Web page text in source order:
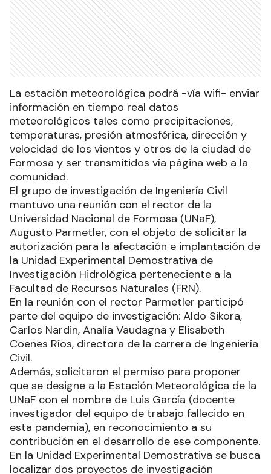
La estación meteorológica podrá -vía wifi- enviar
información en tiempo real datos
meteorológicos tales como precipitaciones,
temperaturas, presión atmosférica, dirección y
velocidad de los vientos y otros de la ciudad de
Formosa y ser transmitidos vía página web a la
comunidad.
El grupo de investigación de Ingeniería Civil
mantuvo una reunión con el rector de la
Universidad Nacional de Formosa (UNaF),
Augusto Parmetler, con el objeto de solicitar la
autorización para la afectación e implantación de
la Unidad Experimental Demostrativa de
Investigación Hidrológica perteneciente a la
Facultad de Recursos Naturales (FRN).
En la reunión con el rector Parmetler participó
parte del equipo de investigación: Aldo Sikora,
Carlos Nardin, Analía Vaudagna y Elisabeth
Coenes Ríos, directora de la carrera de Ingeniería
Civil.
Además, solicitaron el permiso para proponer
que se designe a la Estación Meteorológica de la
UNaF con el nombre de Luis García (docente
investigador del equipo de trabajo fallecido en
esta pandemia), en reconocimiento a su
contribución en el desarrollo de ese componente.
En la Unidad Experimental Demostrativa se busca
localizar dos proyectos de investigación